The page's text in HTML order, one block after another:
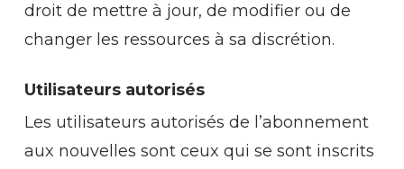
droit de mettre à jour, de modifier ou de
changer les ressources à sa discrétion.
Utilisateurs autorisés
Les utilisateurs autorisés de l’abonnement
aux nouvelles sont ceux qui se sont inscrits